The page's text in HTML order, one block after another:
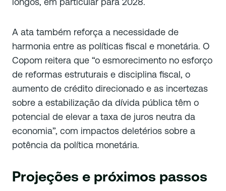
A ata também reforça a necessidade de
harmonia entre as políticas fiscal e monetária. O
Copom reitera que “o esmorecimento no esforço
de reformas estruturais e disciplina fiscal, o
aumento de crédito direcionado e as incertezas
sobre a estabilização da dívida pública têm o
potencial de elevar a taxa de juros neutra da
economia”, com impactos deletérios sobre a
potência da política monetária.
Projeções e próximos passos